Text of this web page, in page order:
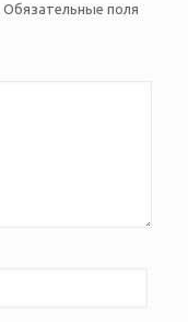
Обязательные поля